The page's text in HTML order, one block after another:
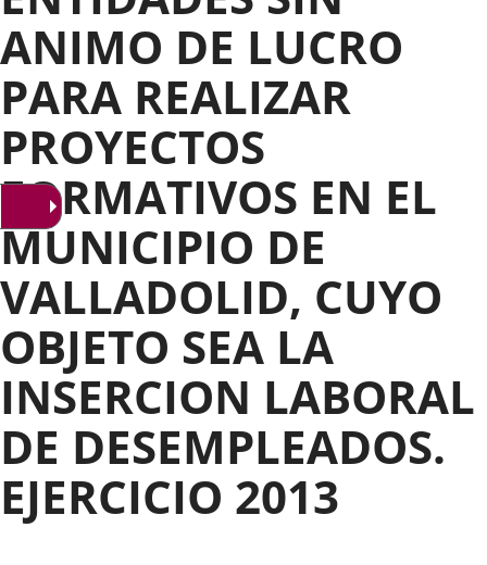
ANIMO DE LUCRO
PARA REALIZAR
PROYECTOS
FORMATIVOS EN EL
MUNICIPIO DE
VALLADOLID, CUYO
OBJETO SEA LA
INSERCION LABORAL
DE DESEMPLEADOS.
EJERCICIO 2013